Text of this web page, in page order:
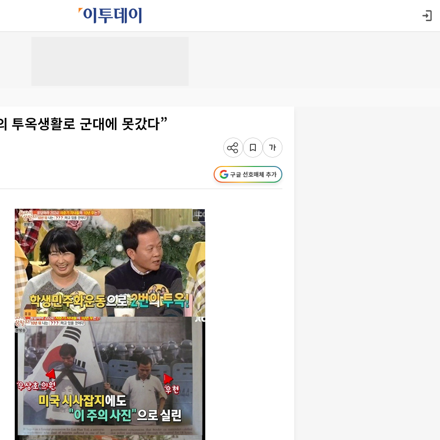
투옥생활로 군대에 못갔다”
구글 선호매체 추가